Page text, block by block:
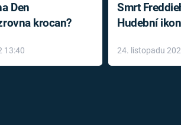
Den
krocan?
13:40
Smrt
Hudební
léky
24. listopadu